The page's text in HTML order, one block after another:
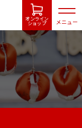
オンライン
ショップ メニュー